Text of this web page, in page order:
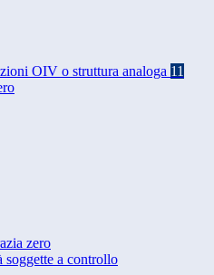
OIV o struttura analoga 11
zero
soggette a controllo